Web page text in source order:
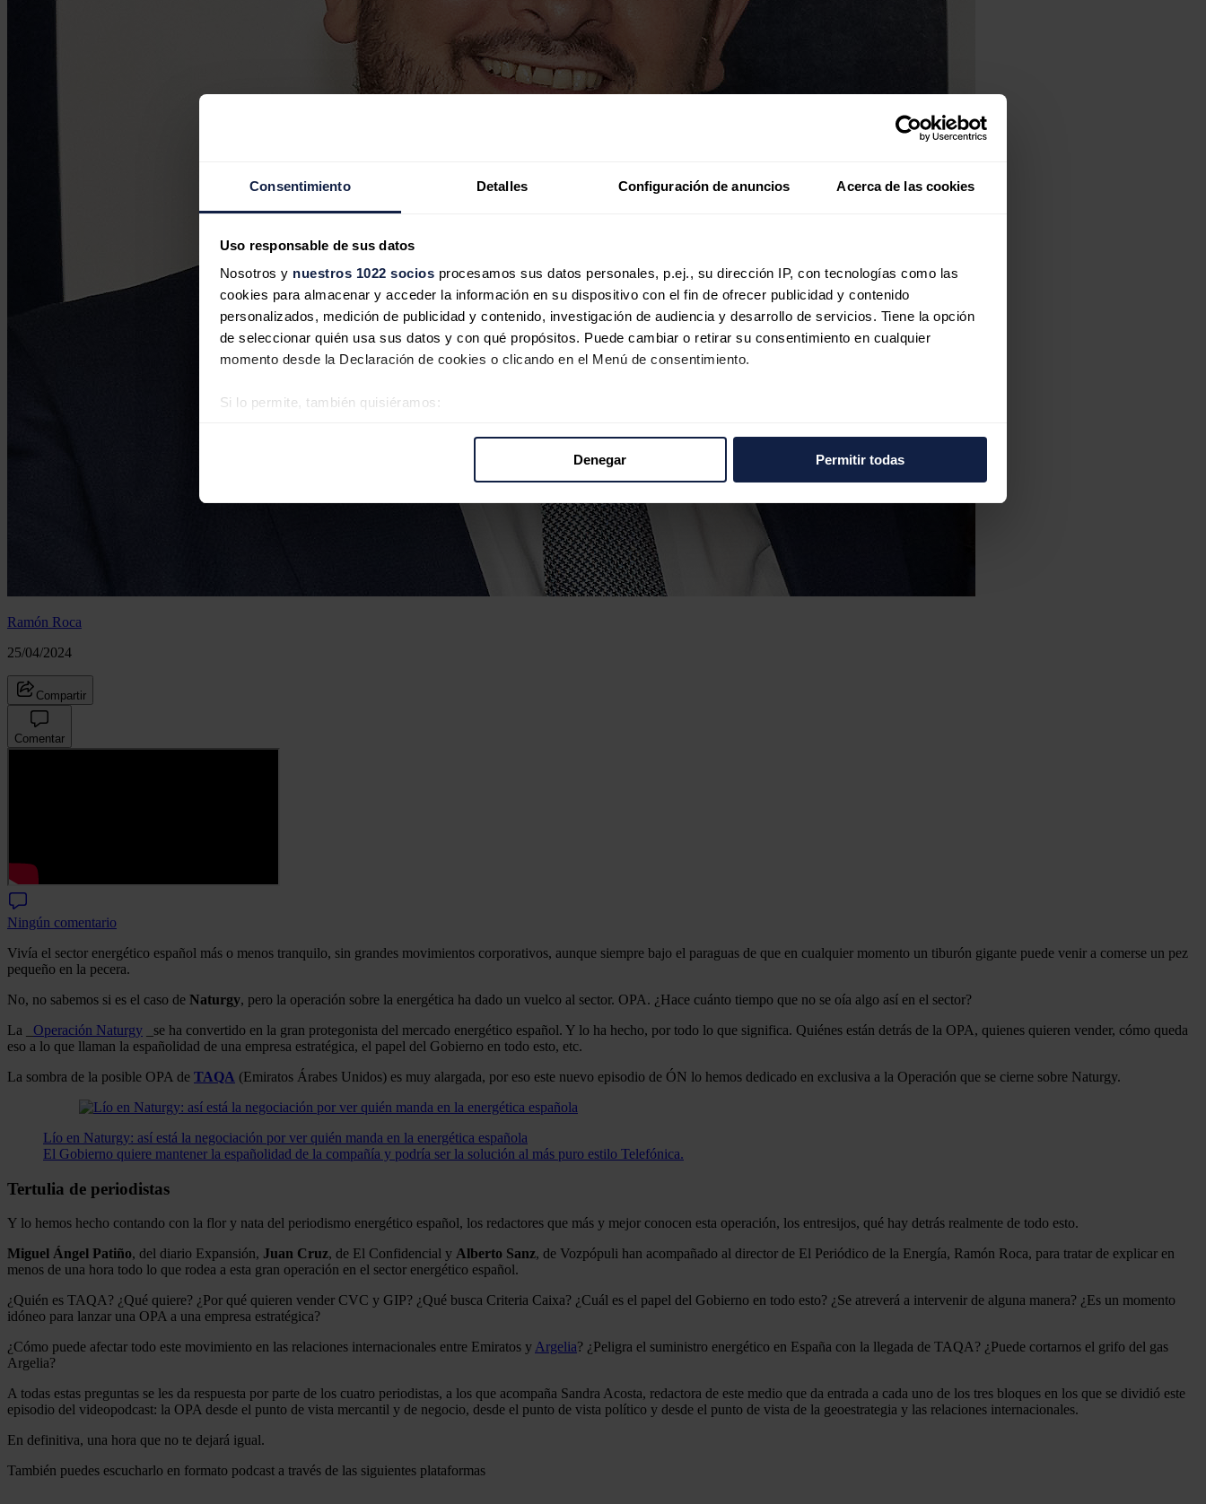
Consentimiento Detalles Configuración de anuncios Acerca de las cookies
Uso responsable de sus datos
Nosotros y nuestros 1022 socios procesamos sus datos personales, p.ej., su dirección IP, con tecnologías como las
cookies para almacenar y acceder la información en su dispositivo con el fin de ofrecer publicidad y contenido
personalizados, medición de publicidad y contenido, investigación de audiencia y desarrollo de servicios. Tiene la opción
de seleccionar quién usa sus datos y con qué propósitos. Puede cambiar o retirar su consentimiento en cualquier
momento desde la Declaración de cookies o clicando en el Menú de consentimiento.
Si lo permite, también quisiéramos:
Las cookies de este sitio web se usan para personalizar el contenido y los anuncios, ofrecer funciones de redes sociales
y analizar el tráfico. Además, compartimos información sobre el uso que haga del sitio web con nuestros partners de
redes sociales, publicidad y análisis web, quienes pueden combinarla con otra información que les haya proporcionado o
Denegar Permitir todas
Ramón Roca
25/04/2024
Compartir
Comentar
Ningún comentario
Vivía el sector energético español más o menos tranquilo, sin grandes movimientos corporativos, aunque siempre bajo el paraguas de que en cualquier momento un tiburón gigante puede venir a comerse un pez
pequeño en la pecera.
No, no sabemos si es el caso de Naturgy, pero la operación sobre la energética ha dado un vuelco al sector. OPA. ¿Hace cuánto tiempo que no se oía algo así en el sector?
La _ Operación Naturgy _se ha convertido en la gran protegonista del mercado energético español. Y lo ha hecho, por todo lo que significa. Quiénes están detrás de la OPA, quienes quieren vender, cómo queda
eso a lo que llaman la españolidad de una empresa estratégica, el papel del Gobierno en todo esto, etc.
La sombra de la posible OPA de TAQA (Emiratos Árabes Unidos) es muy alargada, por eso este nuevo episodio de ÓN lo hemos dedicado en exclusiva a la Operación que se cierne sobre Naturgy.
Lío en Naturgy: así está la negociación por ver quién manda en la energética española
El Gobierno quiere mantener la españolidad de la compañía y podría ser la solución al más puro estilo Telefónica.
Tertulia de periodistas
Y lo hemos hecho contando con la flor y nata del periodismo energético español, los redactores que más y mejor conocen esta operación, los entresijos, qué hay detrás realmente de todo esto.
Miguel Ángel Patiño, del diario Expansión, Juan Cruz, de El Confidencial y Alberto Sanz, de Vozpópuli han acompañado al director de El Periódico de la Energía, Ramón Roca, para tratar de explicar en
menos de una hora todo lo que rodea a esta gran operación en el sector energético español.
¿Quién es TAQA? ¿Qué quiere? ¿Por qué quieren vender CVC y GIP? ¿Qué busca Criteria Caixa? ¿Cuál es el papel del Gobierno en todo esto? ¿Se atreverá a intervenir de alguna manera? ¿Es un momento
idóneo para lanzar una OPA a una empresa estratégica?
¿Cómo puede afectar todo este movimiento en las relaciones internacionales entre Emiratos y Argelia? ¿Peligra el suministro energético en España con la llegada de TAQA? ¿Puede cortarnos el grifo del gas
Argelia?
A todas estas preguntas se les da respuesta por parte de los cuatro periodistas, a los que acompaña Sandra Acosta, redactora de este medio que da entrada a cada uno de los tres bloques en los que se dividió este
episodio del videopodcast: la OPA desde el punto de vista mercantil y de negocio, desde el punto de vista político y desde el punto de vista de la geoestrategia y las relaciones internacionales.
En definitiva, una hora que no te dejará igual.
También puedes escucharlo en formato podcast a través de las siguientes plataformas